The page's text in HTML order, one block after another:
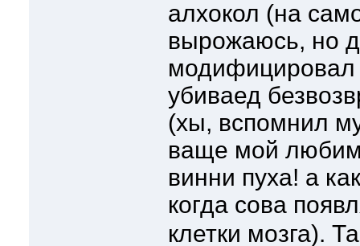
алхокол (на
вырожаюсь, но
модифицировал
убиваед
(хы, вспомнил
ваще мой
винни пуха! а
когда сова
клетки мозга).